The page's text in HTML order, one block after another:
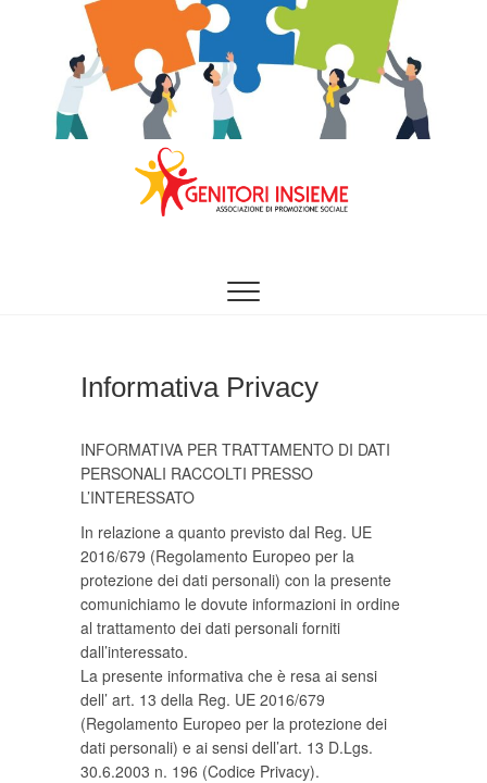
Aps
Informativa Privacy
INFORMATIVA PER TRATTAMENTO DI DATI
PERSONALI RACCOLTI PRESSO
L’INTERESSATO
In relazione a quanto previsto dal Reg. UE
2016/679 (Regolamento Europeo per la
protezione dei dati personali) con la presente
comunichiamo le dovute informazioni in ordine
al trattamento dei dati personali forniti
dall’interessato.
La presente informativa che è resa ai sensi
dell’ art. 13 della Reg. UE 2016/679
(Regolamento Europeo per la protezione dei
dati personali) e ai sensi dell’art. 13 D.Lgs.
30.6.2003 n. 196 (Codice Privacy).